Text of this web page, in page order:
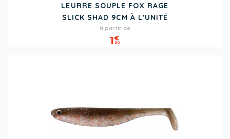
LEURRE SOUPLE FOX RAGE
SLICK SHAD 9CM À L'UNITÉ
Prix
à partir de
1€
00